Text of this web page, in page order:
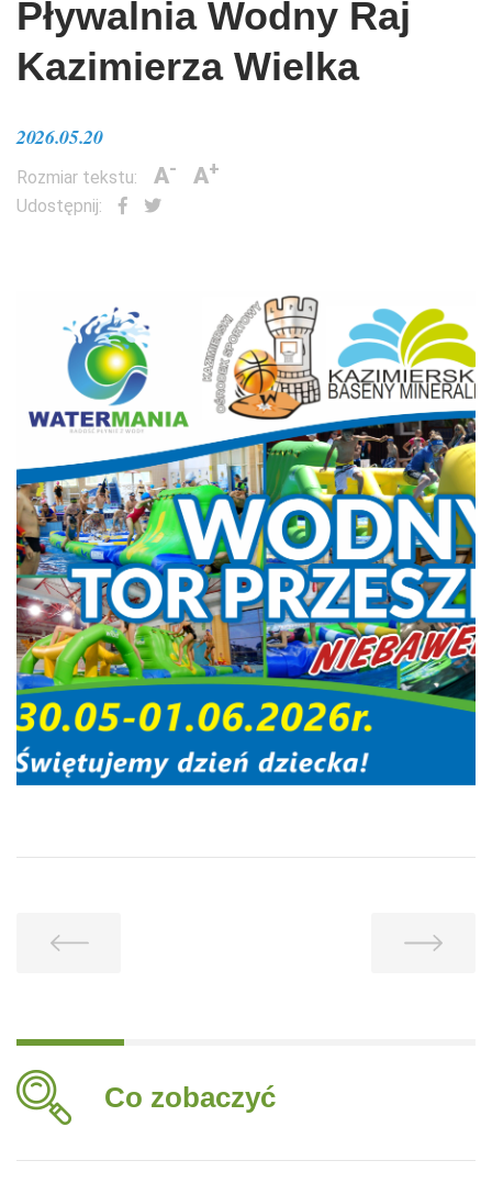
Pływalnia Wodny Raj
Kazimierza Wielka
2026.05.20
Rozmiar tekstu: A- A+
Udostępnij:
Co zobaczyć